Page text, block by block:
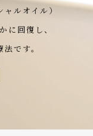
ルオイル）
に回復し、
です。